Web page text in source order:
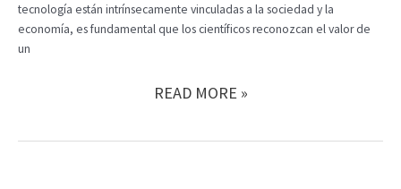
tecnología están intrínsecamente vinculadas a la sociedad y la
economía, es fundamental que los científicos reconozcan el valor de
un
LA
READ MORE »